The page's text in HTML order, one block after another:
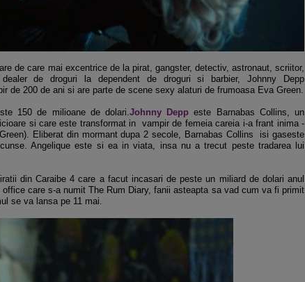
de care mai excentrice de la pirat, gangster, detectiv, astronaut, scriitor,
dealer de droguri la dependent de droguri si barbier, Johnny Depp
de 200 de ani si are parte de scene sexy alaturi de frumoasa Eva Green.
150 de milioane de dolari.Johnny Depp este Barnabas Collins, un
si care este transformat in vampir de femeia careia i-a frant inima -
Eliberat din mormant dupa 2 secole, Barnabas Collins isi gaseste
Angelique este si ea in viata, insa nu a trecut peste tradarea lui
din Caraibe 4 care a facut incasari de peste un miliard de dolari anul
care s-a numit The Rum Diary, fanii asteapta sa vad cum va fi primit
se va lansa pe 11 mai.